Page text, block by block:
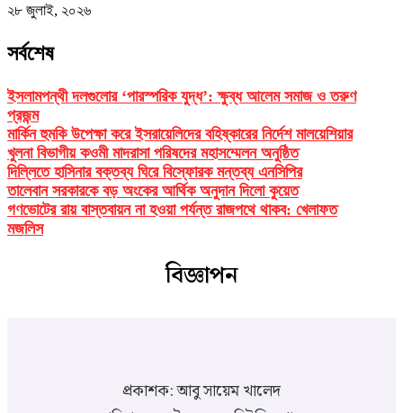
২৮ জুলাই, ২০২৬
সর্বশেষ
ইসলামপন্থী দলগুলোর ‘পারস্পরিক যুদ্ধ’: ক্ষুব্ধ আলেম সমাজ ও তরুণ
প্রজন্ম
মার্কিন হুমকি উপেক্ষা করে ইসরায়েলিদের বহিষ্কারের নির্দেশ মালয়েশিয়ার
খুলনা বিভাগীয় কওমী মাদরাসা পরিষদের মহাসম্মেলন অনুষ্ঠিত
দিল্লিতে হাসিনার বক্তব্য ঘিরে বিস্ফোরক মন্তব্য এনসিপির
তালেবান সরকারকে বড় অংকের আর্থিক অনুদান দিলো কুয়েত
গণভোটের রায় বাস্তবায়ন না হওয়া পর্যন্ত রাজপথে থাকব: খেলাফত
মজলিস
বিজ্ঞাপন
প্রকাশক: আবু সায়েম খালেদ